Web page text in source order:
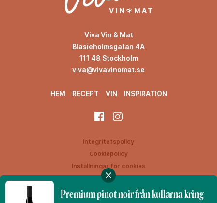
Viva Vin & Mat
Blasieholmsgatan 4A
111 48 Stockholm
viva@vivavinomat.se
HEM RECEPT VIN INSPIRATION
Integritetspolicy
Cookiepolicy
Inställningar för cookies
Premium pinot noir från kullarna kring